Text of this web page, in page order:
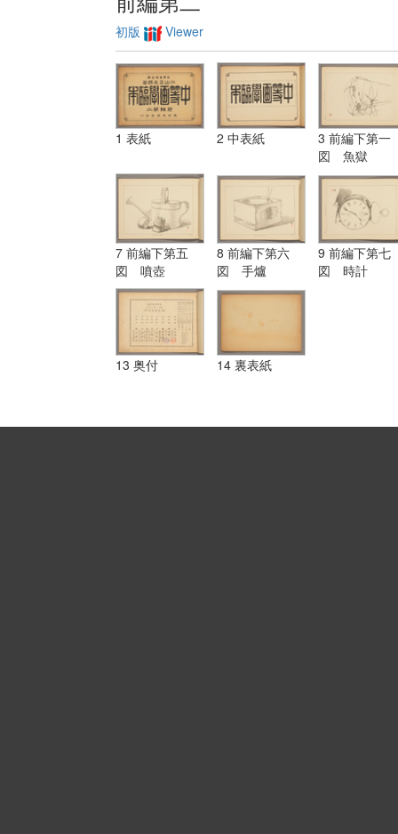
初版 Viewer
1 表紙 2 中表紙
3 前編下第一
図 魚獄
7 前編下第五
図 噴壺
8 前編下第六
図 手爐
9 前編下第七
図 時計
13 奥付 14 裏表紙